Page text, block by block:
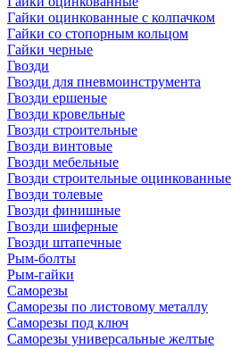
Гайки оцинкованные с колпачком
Гайки со стопорным кольцом
Гайки черные
Гвозди
Гвозди для пневмоинструмента
Гвозди ершеные
Гвозди кровельные
Гвозди строительные
Гвозди винтовые
Гвозди мебельные
Гвозди строительные оцинкованные
Гвозди толевые
Гвозди финишные
Гвозди шиферные
Гвозди штапечные
Рым-болты
Рым-гайки
Саморезы
Саморезы по листовому металлу
Саморезы под ключ
Саморезы универсальные желтые